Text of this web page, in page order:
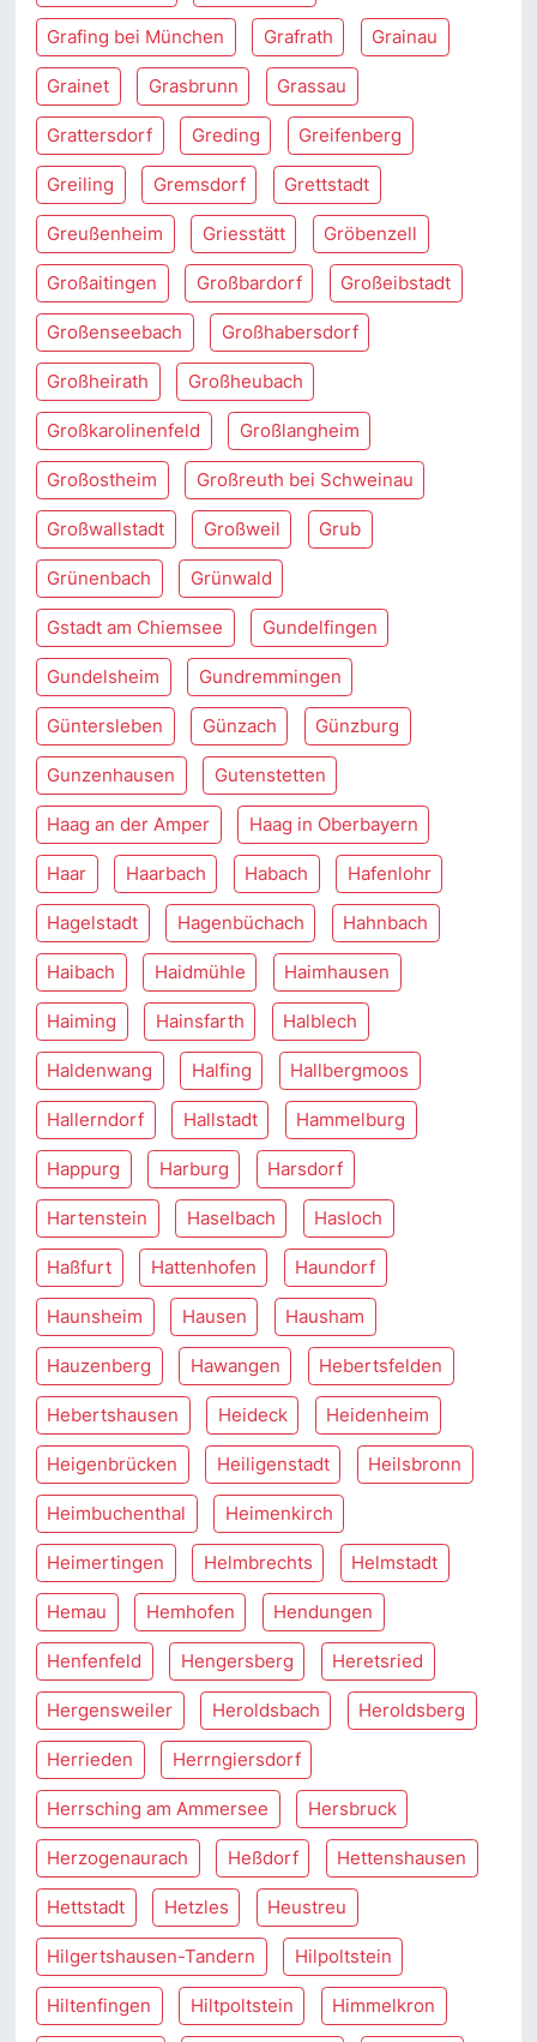
Grafing bei München Grafrath Grainau
Grainet Grasbrunn Grassau
Grattersdorf Greding Greifenberg
Greiling Gremsdorf Grettstadt
Greußenheim Griesstätt Gröbenzell
Großaitingen Großbardorf Großeibstadt
Großenseebach Großhabersdorf
Großheirath Großheubach
Großkarolinenfeld Großlangheim
Großostheim Großreuth bei Schweinau
Großwallstadt Großweil Grub
Grünenbach Grünwald
Gstadt am Chiemsee Gundelfingen
Gundelsheim Gundremmingen
Güntersleben Günzach Günzburg
Gunzenhausen Gutenstetten
Haag an der Amper Haag in Oberbayern
Haar Haarbach Habach Hafenlohr
Hagelstadt Hagenbüchach Hahnbach
Haibach Haidmühle Haimhausen
Haiming Hainsfarth Halblech
Haldenwang Halfing Hallbergmoos
Hallerndorf Hallstadt Hammelburg
Happurg Harburg Harsdorf
Hartenstein Haselbach Hasloch
Haßfurt Hattenhofen Haundorf
Haunsheim Hausen Hausham
Hauzenberg Hawangen Hebertsfelden
Hebertshausen Heideck Heidenheim
Heigenbrücken Heiligenstadt Heilsbronn
Heimbuchenthal Heimenkirch
Heimertingen Helmbrechts Helmstadt
Hemau Hemhofen Hendungen
Henfenfeld Hengersberg Heretsried
Hergensweiler Heroldsbach Heroldsberg
Herrieden Herrngiersdorf
Herrsching am Ammersee Hersbruck
Herzogenaurach Heßdorf Hettenshausen
Hettstadt Hetzles Heustreu
Hilgertshausen-Tandern Hilpoltstein
Hiltenfingen Hiltpoltstein Himmelkron